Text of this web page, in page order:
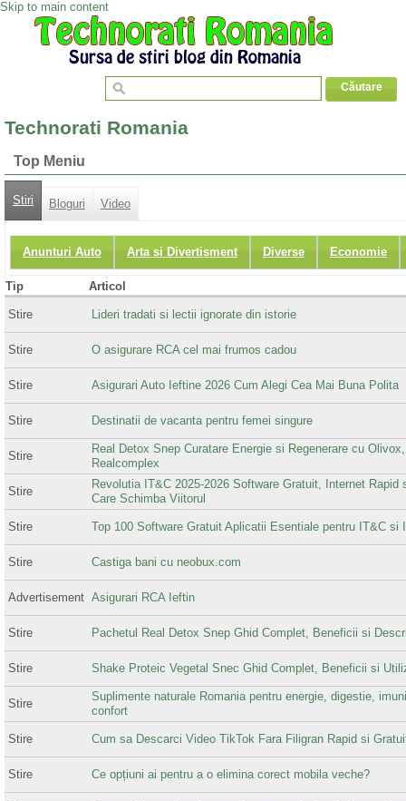
Skip to main content
Technorati Romania
Top Meniu
Stiri Bloguri Video
Anunturi Auto Arta si Divertisment Diverse Economie
Tip Articol
Stire Lideri tradati si lectii ignorate din istorie
Stire O asigurare RCA cel mai frumos cadou
Stire Asigurari Auto Ieftine 2026 Cum Alegi Cea Mai Buna Polita
Stire Destinatii de vacanta pentru femei singure
Stire
Real Detox Snep Curatare Energie si Regenerare cu
Realcomplex
Stire
Revolutia IT&C 2025-2026 Software Gratuit, Internet Rapid
Care Schimba Viitorul
Stire Top 100 Software Gratuit Aplicatii Esentiale pentru IT&C si
Stire Castiga bani cu neobux.com
Advertisement Asigurari RCA Ieftin
Stire Pachetul Real Detox Snep Ghid Complet, Beneficii si
Stire Shake Proteic Vegetal Snec Ghid Complet, Beneficii si
Stire
Suplimente naturale Romania pentru energie, digestie,
confort
Stire Cum sa Descarci Video TikTok Fara Filigran Rapid si
Stire Ce opțiuni ai pentru a o elimina corect mobila veche?